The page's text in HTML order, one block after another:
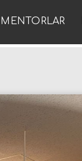
MENTORLAR